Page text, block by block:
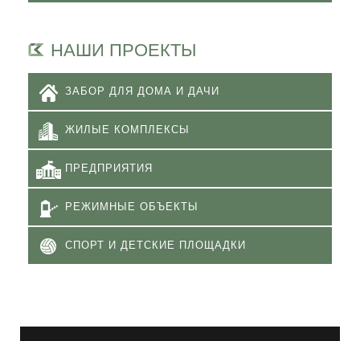
НАШИ ПРОЕКТЫ
ЗАБОР ДЛЯ ДОМА И ДАЧИ
ЖИЛЫЕ КОМПЛЕКСЫ
ПРЕДПРИЯТИЯ
РЕЖИМНЫЕ ОБЪЕКТЫ
СПОРТ И ДЕТСКИЕ ПЛОЩАДКИ